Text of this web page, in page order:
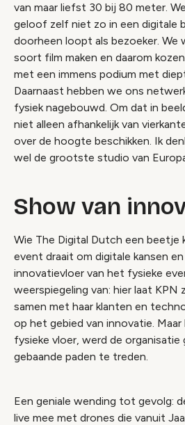
van maar liefst 30 bij 80 meter.
geloof zelf niet zo in een digitale
doorheen loopt als bezoeker. We
soort film maken en daarom
met een immens podium met
Daarnaast hebben we ons
fysiek nagebouwd. Om dat in
niet alleen afhankelijk van
over de hoogte beschikken. Ik
wel de grootste studio van
Show van
Wie The Digital Dutch een
event draait om digitale kansen
innovatievloer van het fysieke
weerspiegeling van: hier laat KPN
samen met haar klanten en
op het gebied van innovatie. Maar
fysieke vloer, werd de
gebaande paden te treden.
Een geniale wending tot gevolg:
live mee met drones die vanuit